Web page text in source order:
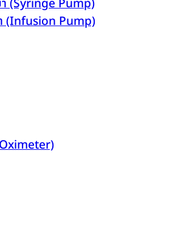
(Syringe Pump)
(Infusion Pump)